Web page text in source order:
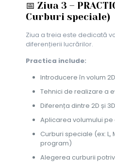
📅 Ziua 3 –
Curburi speciale)
Ziua a treia este dedicată
diferențierii lucrărilor.
Practica include:
Introducere în volum
Tehnici de realizare a
Diferența dintre 2D și 3D
Aplicarea volumului
Curburi speciale (ex: L,
program)
Alegerea curburii